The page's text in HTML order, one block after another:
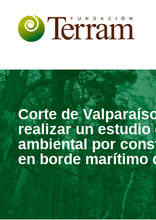
Corte de
realizar un estudio
ambiental por
en borde marítimo